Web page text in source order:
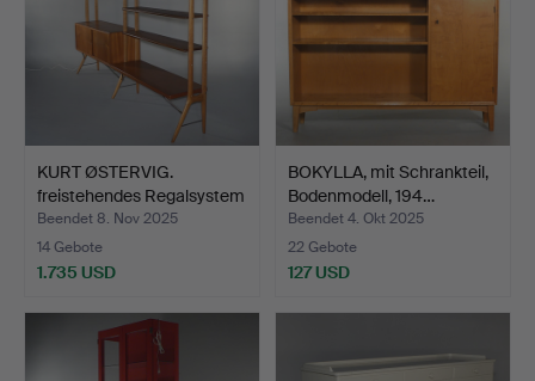
KURT ØSTERVIG.
freistehendes Regalsystem
a…
Beendet 8. Nov 2025
14 Gebote
1.735 USD
BOKYLLA, mit Schrankteil,
Bodenmodell, 194…
Beendet 4. Okt 2025
22 Gebote
127 USD